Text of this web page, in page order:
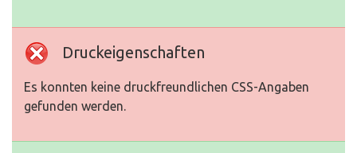
Druckeigenschaften
Es konnten keine druckfreundlichen CSS-Angaben
gefunden werden.